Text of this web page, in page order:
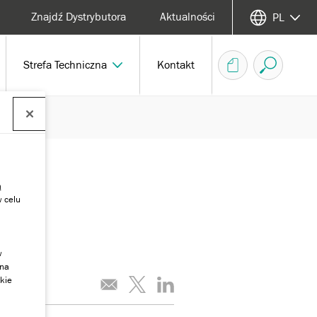
Strefa Techniczna Kontakt
Znajdź Dystrybutora Aktualności PL
celu